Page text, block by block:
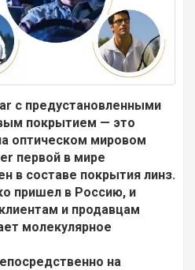
с предустановленными
покрытием — это
оптическом мировом
первой в мире
в составе покрытия линз.
пришел в Россию, и
и продавцам
молекулярное
на